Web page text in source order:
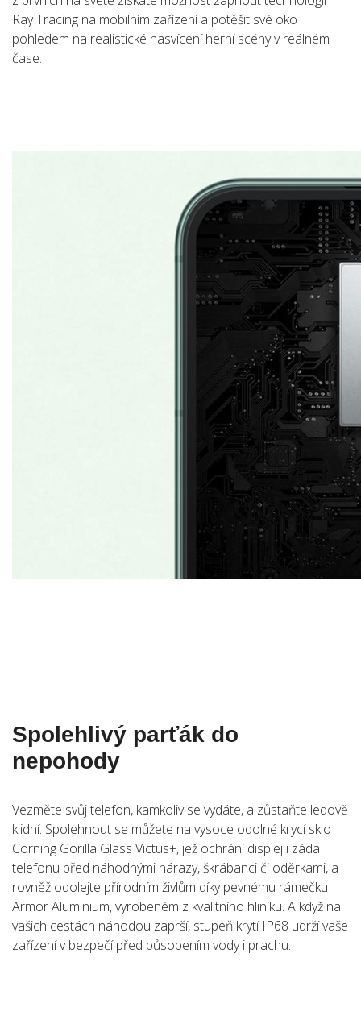
Ray Tracing na mobilním zařízení a potěšit své oko
pohledem na realistické nasvícení herní scény v reálném
čase.
Spolehlivý parťák do
nepohody
Vezměte svůj telefon, kamkoliv se vydáte, a zůstaňte ledově
klidní. Spolehnout se můžete na vysoce odolné krycí sklo
Corning Gorilla Glass Victus+, jež ochrání displej i záda
telefonu před náhodnými nárazy, škrábanci či oděrkami, a
rovněž odolejte přírodním živlům díky pevnému rámečku
Armor Aluminium, vyrobeném z kvalitního hliníku. A když na
vašich cestách náhodou zaprší, stupeň krytí IP68 udrží vaše
zařízení v bezpečí před působením vody i prachu.